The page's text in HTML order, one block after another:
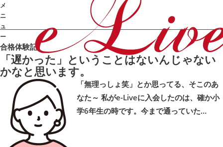
メ
ニ
ュ
ー
体験記
成績UP 面談 勉強のやり方 季節講習
合格体験記
「遅かった」ということはないんじゃない
かなと思います。
「無理っしょ笑」とか思ってる、そこのあ
なた～ 私がe-Liveに入会したのは、確か小
学6年生の時です。今まで通っていた…